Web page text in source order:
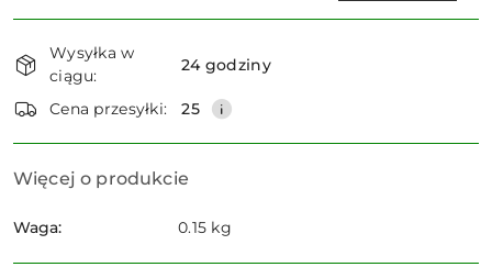
i
dostawa
Wysyłka w
ciągu:
24 godziny
Cena przesyłki: 25
Więcej o produkcie
Waga: 0.15 kg